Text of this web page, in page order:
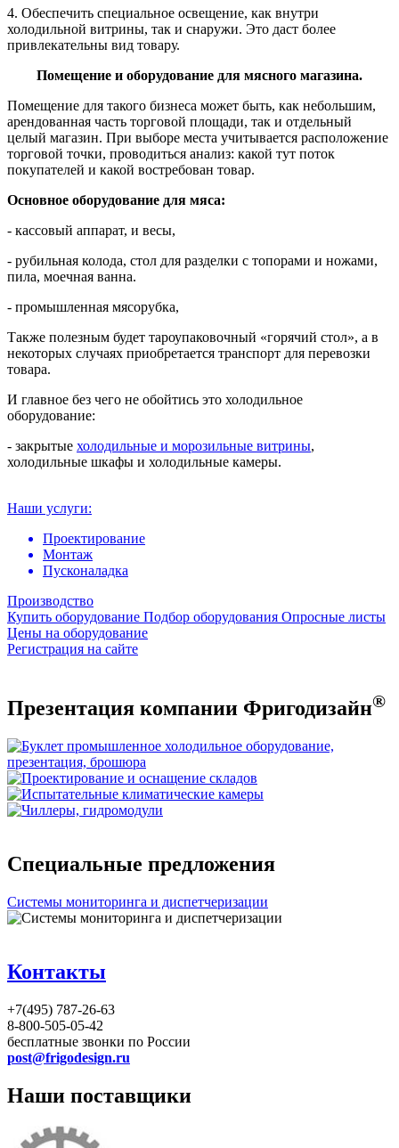
4. Обеспечить специальное освещение, как внутри
холодильной витрины, так и снаружи. Это даст более
привлекательны вид товару.
Помещение и оборудование для мясного магазина.
Помещение для такого бизнеса может быть, как небольшим,
арендованная часть торговой площади, так и отдельный
целый магазин. При выборе места учитывается расположение
торговой точки, проводиться анализ: какой тут поток
покупателей и какой востребован товар.
Основное оборудование для мяса:
- кассовый аппарат, и весы,
- рубильная колода, стол для разделки с топорами и ножами,
пила, моечная ванна.
- промышленная мясорубка,
Также полезным будет тароупаковочный «горячий стол», а в
некоторых случаях приобретается транспорт для перевозки
товара.
И главное без чего не обойтись это холодильное
оборудование:
- закрытые холодильные и морозильные витрины,
холодильные шкафы и холодильные камеры.
Наши услуги:
Проектирование
Монтаж
Пусконаладка
Производство
Купить оборудование Подбор оборудования Опросные листы
Цены на оборудование
Регистрация на сайте
Презентация компании Фригодизайн®
Специальные предложения
Системы мониторинга и диспетчеризации
Контакты
+7(495) 787-26-63
8-800-505-05-42
бесплатные звонки по России
post@frigodesign.ru
Наши поставщики